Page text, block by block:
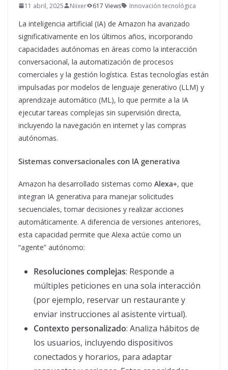
11 abril, 2025 Niixer 617 Views Innovación tecnológica
La inteligencia artificial (IA) de Amazon ha avanzado
significativamente en los últimos años, incorporando
capacidades autónomas en áreas como la interacción
conversacional, la automatización de procesos
comerciales y la gestión logística. Estas tecnologías están
impulsadas por modelos de lenguaje generativo (LLM) y
aprendizaje automático (ML), lo que permite a la IA
ejecutar tareas complejas sin supervisión directa,
incluyendo la navegación en internet y las compras
autónomas.
Sistemas conversacionales con IA generativa
Amazon ha desarrollado sistemas como Alexa+, que
integran IA generativa para manejar solicitudes
secuenciales, tomar decisiones y realizar acciones
automáticamente. A diferencia de versiones anteriores,
esta capacidad permite que Alexa actúe como un
“agente” autónomo:
Resoluciones complejas: Responde a
múltiples peticiones en una sola interacción
(por ejemplo, reservar un restaurante y
enviar instrucciones al asistente virtual).
Contexto personalizado: Analiza hábitos de
los usuarios, incluyendo dispositivos
conectados y horarios, para adaptar